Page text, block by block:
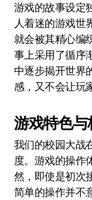
游戏的故事设定
人着迷的游戏世
就会被其精心编
事上采用了循序
中逐步揭开世界
感，又不会让玩
游戏特色
我们的校园大战
度。游戏的操作
然，即使是初次
简单的操作并不